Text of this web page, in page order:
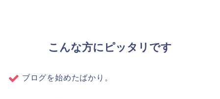
こんな方にピッタリです
ブログを始めたばかり。